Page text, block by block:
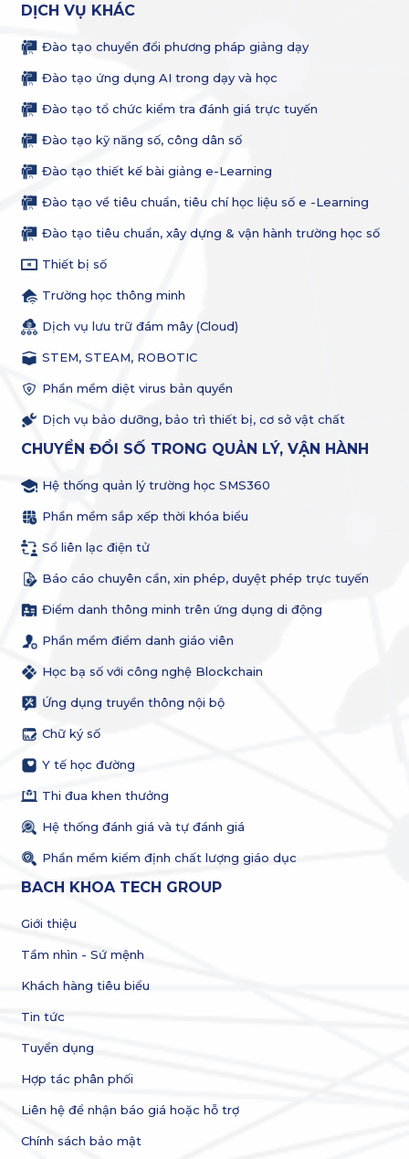
DỊCH VỤ KHÁC
Đào tạo chuyển đổi phương pháp giảng dạy
Đào tạo ứng dụng AI trong dạy và học
Đào tạo tổ chức kiểm tra đánh giá trực tuyến
Đào tạo kỹ năng số, công dân số
Đào tạo thiết kế bài giảng e-Learning
Đào tạo về tiêu chuẩn, tiêu chí học liệu số e -Learning
Đào tạo tiêu chuẩn, xây dựng & vận hành trường học số
Thiết bị số
Trường học thông minh
Dịch vụ lưu trữ đám mây (Cloud)
STEM, STEAM, ROBOTIC
Phần mềm diệt virus bản quyền
Dịch vụ bảo dưỡng, bảo trì thiết bị, cơ sở vật chất
CHUYỂN ĐỔI SỐ TRONG QUẢN LÝ, VẬN HÀNH
Hệ thống quản lý trường học SMS360
Phần mềm sắp xếp thời khóa biểu
Sổ liên lạc điện tử
Báo cáo chuyên cần, xin phép, duyệt phép trực tuyến
Điểm danh thông minh trên ứng dụng di động
Phần mềm điểm danh giáo viên
Học bạ số với công nghệ Blockchain
Ứng dụng truyền thông nội bộ
Chữ ký số
Y tế học đường
Thi đua khen thưởng
Hệ thống đánh giá và tự đánh giá
Phần mềm kiểm định chất lượng giáo dục
BACH KHOA TECH GROUP
Giới thiệu
Tầm nhìn - Sứ mệnh
Khách hàng tiêu biểu
Tin tức
Tuyển dụng
Hợp tác phân phối
Liên hệ để nhận báo giá hoặc hỗ trợ
Chính sách bảo mật